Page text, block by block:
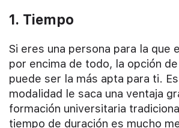
1. Tiempo
Si eres una persona para la que
por encima de todo, la opción
puede ser la más apta para ti.
modalidad le saca una ventaja
formación universitaria
tiempo de duración es mucho